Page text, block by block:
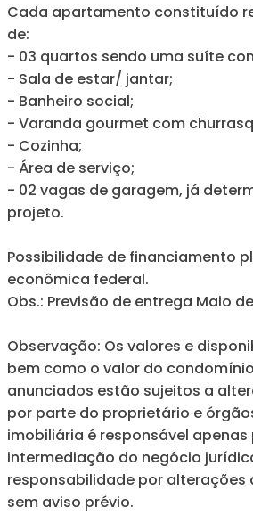
Cada apartamento constituído
de:
- 03 quartos sendo uma suíte
- Sala de estar/ jantar;
- Banheiro social;
- Varanda gourmet com
- Cozinha;
- Área de serviço;
- 02 vagas de garagem, já
projeto.
Possibilidade de financiamento
econômica federal.
Obs.: Previsão de entrega Maio
Observação: Os valores e
bem como o valor do condomínio
anunciados estão sujeitos a
por parte do proprietário e
imobiliária é responsável apenas
intermediação do negócio
responsabilidade por alterações
sem aviso prévio.